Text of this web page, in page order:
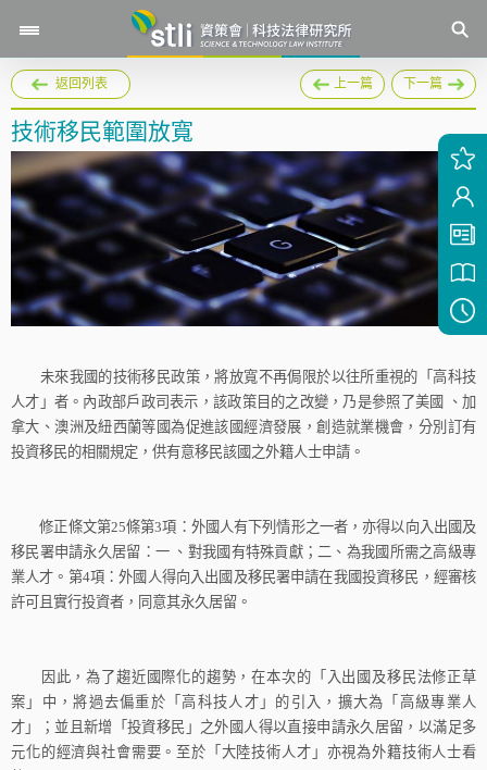
返回列表 上一篇 下一篇
技術移民範圍放寬
未來我國的技術移民政策，將放寬不再侷限於以往所重視的「高科技
人才」者。內政部戶政司表示，該政策目的之改變，乃是參照了美國
、加
拿大、澳洲及紐西蘭等國為促進該國經濟發展，創造就業機會，分別訂有
投資移民的相關規定，供有意移民該國之外籍人士申請。
修正條文第25條第3項：外國人有下列情形之一者，亦得以向入出國及
移民署申請永久居留：一 、對我國有特殊貢獻；二、為我國所需之高級專
業人才。第4項：外國人得向入出國及移民署申請在我國投資移民，經審核
許可且實行投資者，同意其永久居留。
因此，為了趨近國際化的趨勢，在本次的「入出國及移民法修正草
案」中，將過去偏重於「高科技人才」的引入，擴大為「高級專業人
才」；並且新增「投資移民」之外國人得以直接申請永久居留，以滿足多
元化的經濟與社會需要。至於「大陸技術人才」亦視為外籍技術人士看